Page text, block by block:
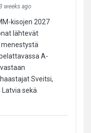
weeks ago
kisojen 2027
lähtevät
A-
Sveitsi,
Latvia sekä